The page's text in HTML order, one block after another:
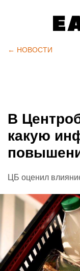
← НОВОСТИ
В
какую
ЦБ оценил